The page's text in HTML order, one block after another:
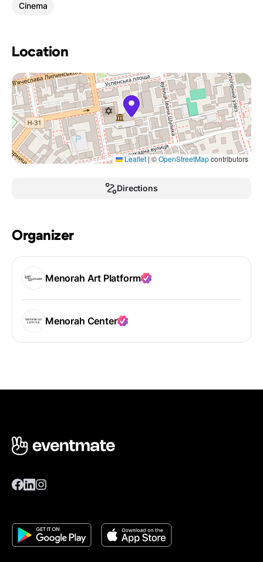
Cinema
Location
Leaflet | ©OpenStreetMapcontributors
Directions
Organizer
Menorah Art Platform
Menorah Center